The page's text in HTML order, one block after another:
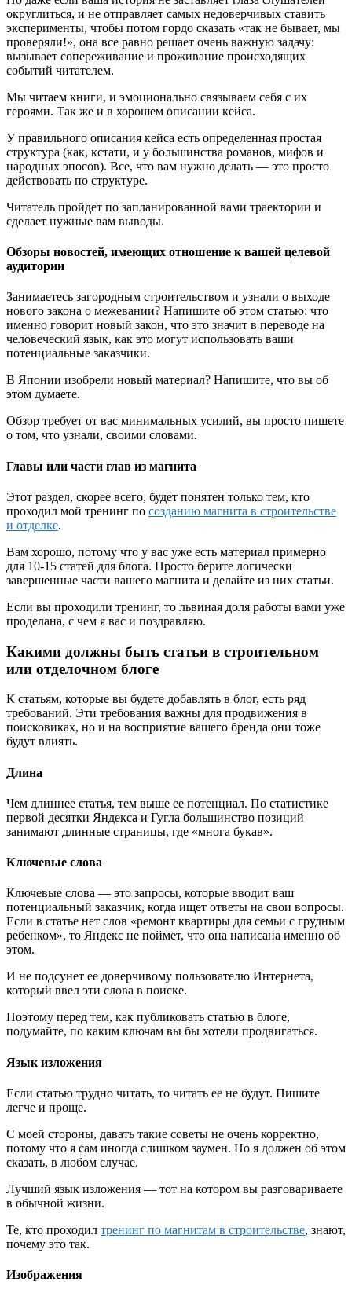
округлиться, и не отправляет самых недоверчивых ставить
эксперименты, чтобы потом гордо сказать «так не бывает, мы
проверяли!», она все равно решает очень важную задачу:
вызывает сопереживание и проживание происходящих
событий читателем.
Мы читаем книги, и эмоционально связываем себя с их
героями. Так же и в хорошем описании кейса.
У правильного описания кейса есть определенная простая
структура (как, кстати, и у большинства романов, мифов и
народных эпосов). Все, что вам нужно делать — это просто
действовать по структуре.
Читатель пройдет по запланированной вами траектории и
сделает нужные вам выводы.
Обзоры новостей, имеющих отношение к вашей целевой
аудитории
Занимаетесь загородным строительством и узнали о выходе
нового закона о межевании? Напишите об этом статью: что
именно говорит новый закон, что это значит в переводе на
человеческий язык, как это могут использовать ваши
потенциальные заказчики.
В Японии изобрели новый материал? Напишите, что вы об
этом думаете.
Обзор требует от вас минимальных усилий, вы просто пишете
о том, что узнали, своими словами.
Главы или части глав из магнита
Этот раздел, скорее всего, будет понятен только тем, кто
проходил мой тренинг по созданию магнита в строительстве
и отделке.
Вам хорошо, потому что у вас уже есть материал примерно
для 10-15 статей для блога. Просто берите логически
завершенные части вашего магнита и делайте из них статьи.
Если вы проходили тренинг, то львиная доля работы вами уже
проделана, с чем я вас и поздравляю.
Какими должны быть статьи в строительном
или отделочном блоге
К статьям, которые вы будете добавлять в блог, есть ряд
требований. Эти требования важны для продвижения в
поисковиках, но и на восприятие вашего бренда они тоже
будут влиять.
Длина
Чем длиннее статья, тем выше ее потенциал. По статистике
первой десятки Яндекса и Гугла большинство позиций
занимают длинные страницы, где «многа букав».
Ключевые слова
Ключевые слова — это запросы, которые вводит ваш
потенциальный заказчик, когда ищет ответы на свои вопросы.
Если в статье нет слов «ремонт квартиры для семьи с грудным
ребенком», то Яндекс не поймет, что она написана именно об
этом.
И не подсунет ее доверчивому пользователю Интернета,
который ввел эти слова в поиске.
Поэтому перед тем, как публиковать статью в блоге,
подумайте, по каким ключам вы бы хотели продвигаться.
Язык изложения
Если статью трудно читать, то читать ее не будут. Пишите
легче и проще.
С моей стороны, давать такие советы не очень корректно,
потому что я сам иногда слишком заумен. Но я должен об этом
сказать, в любом случае.
Лучший язык изложения — тот на котором вы разговариваете
в обычной жизни.
Те, кто проходил тренинг по магнитам в строительстве, знают,
почему это так.
Изображения